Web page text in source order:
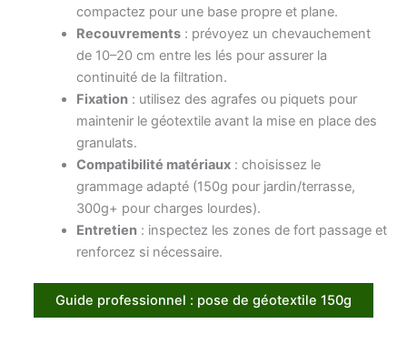
compactez pour une base propre et plane.
Recouvrements: prévoyez un chevauchement
de 10–20 cm entre les lés pour assurer la
continuité de la filtration.
Fixation: utilisez des agrafes ou piquets pour
maintenir le géotextile avant la mise en place des
granulats.
Compatibilité matériaux: choisissez le
grammage adapté (150g pour jardin/terrasse,
300g+ pour charges lourdes).
Entretien: inspectez les zones de fort passage et
renforcez si nécessaire.
Guide professionnel : pose de géotextile 150g